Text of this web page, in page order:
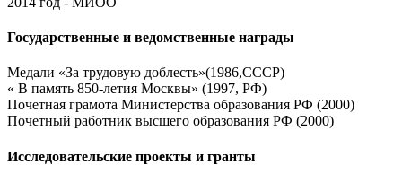
Государственные и ведомственные награды
Медали «За трудовую доблесть»(1986,СССР)
« В память 850-летия Москвы» (1997, РФ)
Почетная грамота Министерства образования РФ (2000)
Почетный работник высшего образования РФ (2000)
Исследовательские проекты и гранты